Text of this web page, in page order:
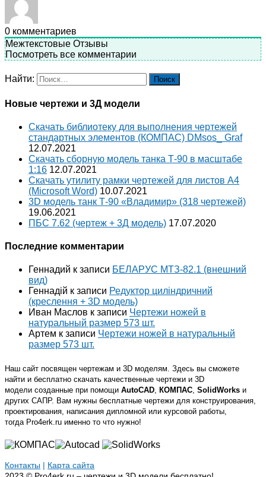
0 комментариев
Межтекстовые Отзывы
Посмотреть все комментарии
Найти:
Новые чертежи и 3Д модели
Скачать библиотеку для выполнения чертежей
стандартных элементов (КОМПАС) DMsos_ Graf
12.07.2021
Скачать сборную модель танка Т-90 в масштабе
1:16 12.07.2021
Скачать утилиту рамки чертежей для листов A4
(Microsoft Word) 10.07.2021
3D модель танк Т-90 «Владимир» (318 чертежей)
19.06.2021
ПБС 7.62 (чертеж + 3Д модель) 17.07.2020
Последние комментарии
Геннадий к записи БЕЛАРУС МТЗ-82.1 (внешний
вид)
Геннадій к записи Редуктор циліндричний
(креслення + 3D модель)
Иван Маслов к записи Чертежи ножей в
натуральный размер 573 шт.
Артем к записи Чертежи ножей в натуральный
размер 573 шт.
Наш сайт посвящен чертежам и 3D моделям. Здесь вы сможете
найти и бесплатно скачать качественные чертежи и 3D
модели созданные при помощи AutoCAD КОМПАС SolidWorks и
других САПР. Вам нужны бесплатные чертежи для конструирования,
проектирования, написания дипломной или курсовой работы,
тогда Pro4erk.ru именно то что нужно!
Контакты | Карта сайта